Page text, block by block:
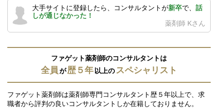
大手サイトに登録したら、コンサルタントが新卒で、 話
しが通じなかった！
薬剤師 Kさん
ファゲット薬剤師のコンサルタントは
全員が歴５年以上のスペシャリスト
ファゲット薬剤師は薬剤師専門コンサルタント歴５年以上で、求
職者から評判の良いコンサルタントしか在籍しておりません。